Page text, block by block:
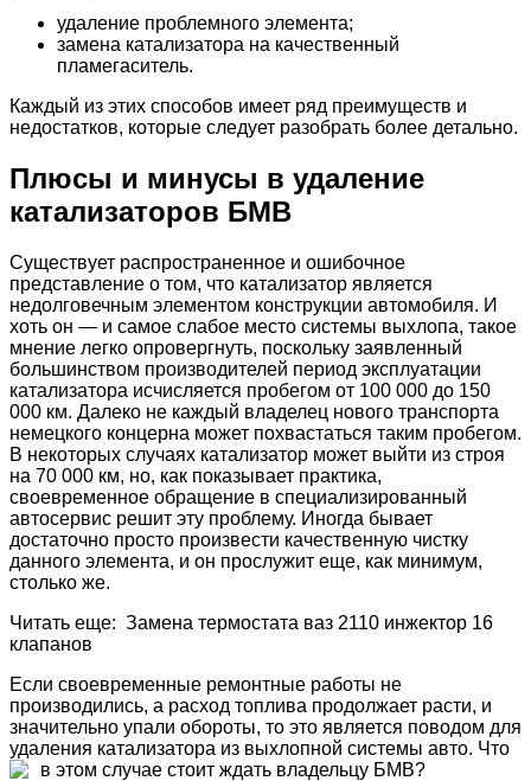
удаление проблемного элемента;
замена катализатора на качественный
пламегаситель.
Каждый из этих способов имеет ряд преимуществ и
недостатков, которые следует разобрать более детально.
Плюсы и минусы в удаление
катализаторов БМВ
Существует распространенное и ошибочное
представление о том, что катализатор является
недолговечным элементом конструкции автомобиля. И
хоть он — и самое слабое место системы выхлопа, такое
мнение легко опровергнуть, поскольку заявленный
большинством производителей период эксплуатации
катализатора исчисляется пробегом от 100 000 до 150
000 км. Далеко не каждый владелец нового транспорта
немецкого концерна может похвастаться таким пробегом.
В некоторых случаях катализатор может выйти из строя
на 70 000 км, но, как показывает практика,
своевременное обращение в специализированный
автосервис решит эту проблему. Иногда бывает
достаточно просто произвести качественную чистку
данного элемента, и он прослужит еще, как минимум,
столько же.
Читать еще: Замена термостата ваз 2110 инжектор 16
клапанов
Если своевременные ремонтные работы не
производились, а расход топлива продолжает расти, и
значительно упали обороты, то это является поводом для
удаления катализатора из выхлопной системы авто. Что
в этом случае стоит ждать владельцу БМВ?